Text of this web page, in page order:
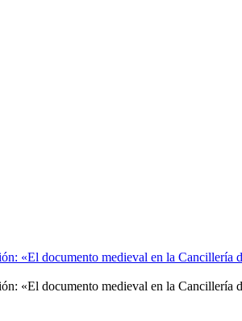
«El documento medieval en la Cancillería
«El documento medieval en la Cancillería